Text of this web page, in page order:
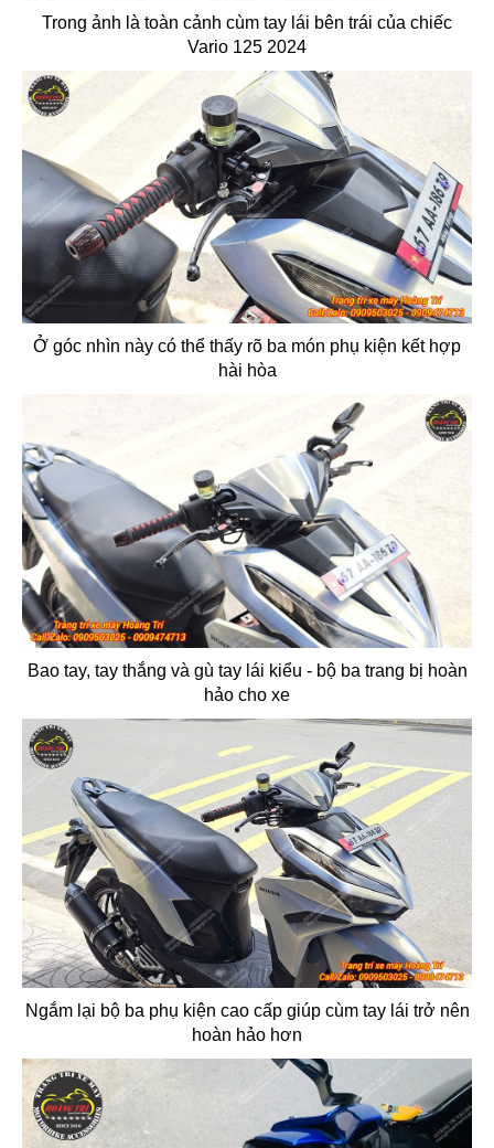
Trong ảnh là toàn cảnh cùm tay lái bên trái của chiếc
Vario 125 2024
Ở góc nhìn này có thể thấy rõ ba món phụ kiện kết hợp
hài hòa
Bao tay, tay thắng và gù tay lái kiểu - bộ ba trang bị hoàn
hảo cho xe
Ngắm lại bộ ba phụ kiện cao cấp giúp cùm tay lái trở nên
hoàn hảo hơn